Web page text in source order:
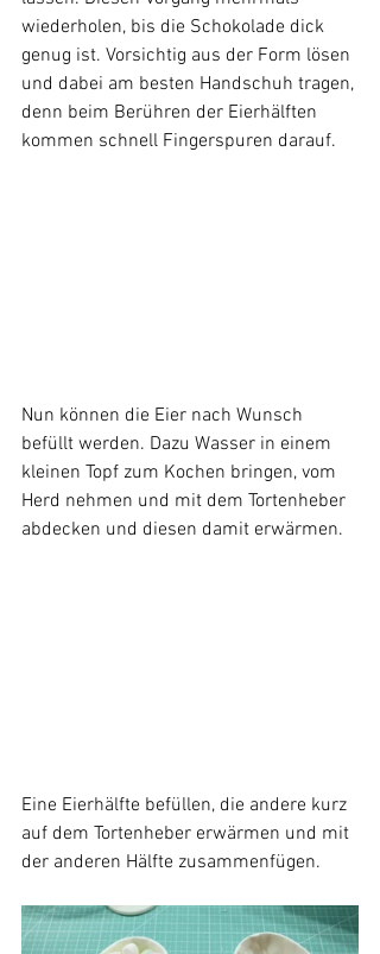
wiederholen, bis die Schokolade dick
genug ist. Vorsichtig aus der Form lösen
und dabei am besten Handschuh tragen,
denn beim Berühren der Eierhälften
kommen schnell Fingerspuren darauf.
Nun können die Eier nach Wunsch
befüllt werden. Dazu Wasser in einem
kleinen Topf zum Kochen bringen, vom
Herd nehmen und mit dem Tortenheber
abdecken und diesen damit erwärmen.
Eine Eierhälfte befüllen, die andere kurz
auf dem Tortenheber erwärmen und mit
der anderen Hälfte zusammenfügen.